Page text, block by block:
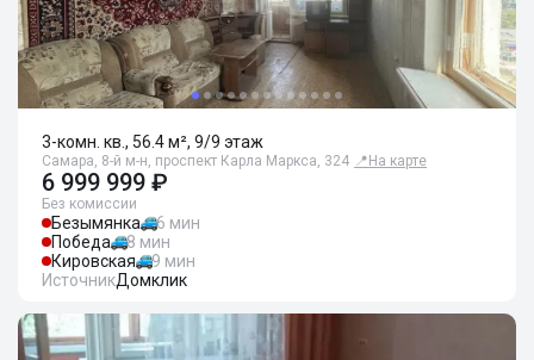
3-комн. кв., 56.4 м², 9/9 этаж
Самара, 8-й м-н, проспект Карла Маркса, 324 📍 На карте
6 999 999 ₽
Без комиссии
Безымянка
6 мин
Победа
8 мин
Кировская
9 мин
ИсточникДомклик